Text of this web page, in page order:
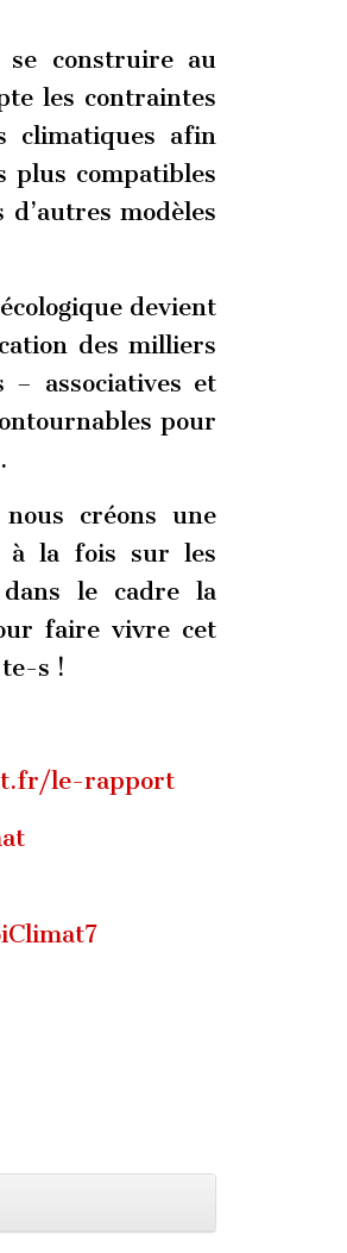
construire au
les contraintes
climatiques afin
plus compatibles
modèles
devient
des milliers
– associatives et
pour
créons une
à la fois sur les
dans le cadre la
faire vivre cet
s !
le-rapport